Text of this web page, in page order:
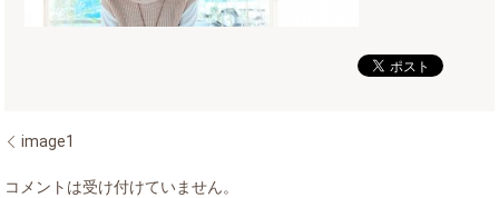
image1
コメントは受け付けていません。